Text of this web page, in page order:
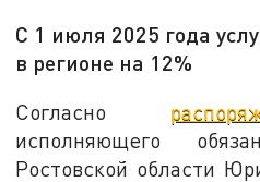
С 1 июля 2025 года
в регионе на 12%
Согласно
исполняющего
Ростовской области